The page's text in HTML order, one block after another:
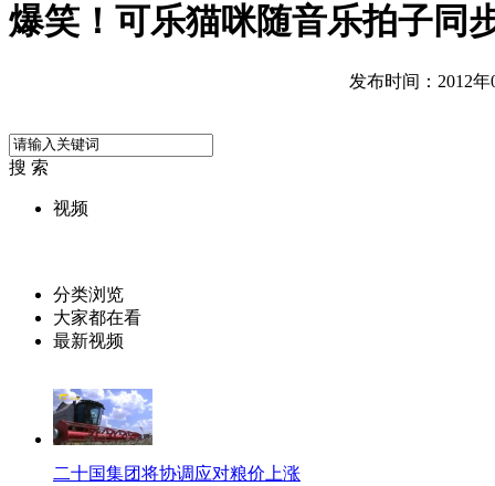
爆笑！可乐猫咪随音乐拍子同
发布时间：2012年
搜 索
视频
分类浏览
大家都在看
最新视频
二十国集团将协调应对粮价上涨